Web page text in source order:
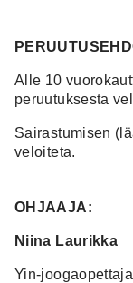
Alle 10
peruutuksesta
Sairastumisen
veloiteta.
OHJAAJA:
Niina Laurikka
Yin-